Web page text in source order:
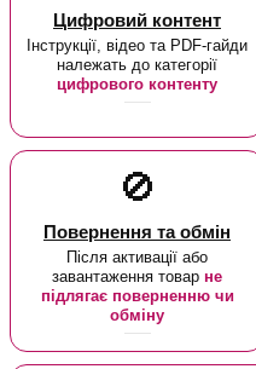
Цифровий контент
Інструкції, відео та PDF-гайди
належать до категорії
цифрового контенту
🚫
Повернення та обмін
Після активації або
завантаження товар не
підлягає поверненню чи
обміну